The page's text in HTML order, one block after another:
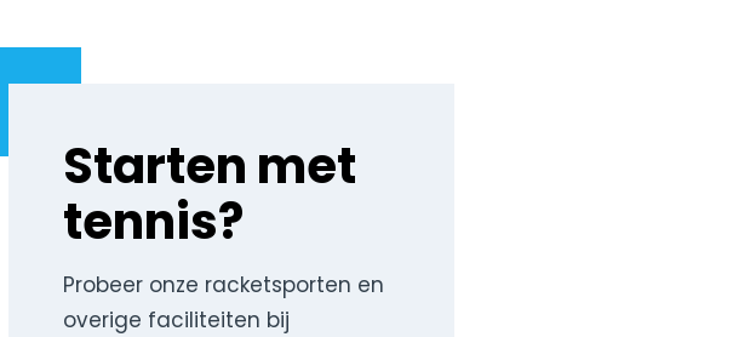
Starten met
tennis?
Probeer onze racketsporten en
overige faciliteiten bij